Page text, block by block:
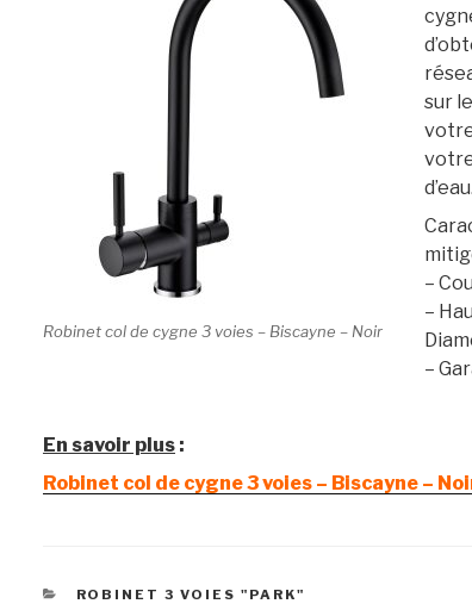
Robinet col de cygne 3 voies – Biscayne – Noir
sur
d’eau.
–
–
–
En savoir plus :
Robinet col de cygne 3 voies – Biscayne –
CATÉGORIES
ROBINET 3 VOIES "PARK"